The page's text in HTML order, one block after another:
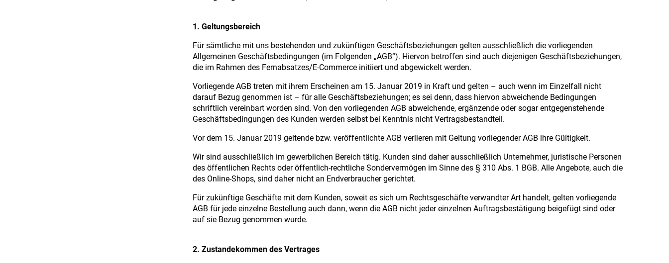
1. Geltungsbereich
Für sämtliche mit uns bestehenden und zukünftigen Geschäftsbeziehungen gelten ausschließlich die vorliegenden
Allgemeinen Geschäftsbedingungen (im Folgenden „AGB“). Hiervon betroffen sind auch diejenigen Geschäftsbeziehungen,
die im Rahmen des Fernabsatzes/E-Commerce initiiert und abgewickelt werden.
Vorliegende AGB treten mit ihrem Erscheinen am 15. Januar 2019 in Kraft und gelten – auch wenn im Einzelfall nicht
darauf Bezug genommen ist – für alle Geschäftsbeziehungen; es sei denn, dass hiervon abweichende Bedingungen
schriftlich vereinbart worden sind. Von den vorliegenden AGB abweichende, ergänzende oder sogar entgegenstehende
Geschäftsbedingungen des Kunden werden selbst bei Kenntnis nicht Vertragsbestandteil.
Vor dem 15. Januar 2019 geltende bzw. veröffentlichte AGB verlieren mit Geltung vorliegender AGB ihre Gültigkeit.
Wir sind ausschließlich im gewerblichen Bereich tätig. Kunden sind daher ausschließlich Unternehmer, juristische Personen
des öffentlichen Rechts oder öffentlich-rechtliche Sondervermögen im Sinne des § 310 Abs. 1 BGB. Alle Angebote, auch die
des Online-Shops, sind daher nicht an Endverbraucher gerichtet.
Für zukünftige Geschäfte mit dem Kunden, soweit es sich um Rechtsgeschäfte verwandter Art handelt, gelten vorliegende
AGB für jede einzelne Bestellung auch dann, wenn die AGB nicht jeder einzelnen Auftragsbestätigung beigefügt sind oder
auf sie Bezug genommen wurde.
2. Zustandekommen des Vertrages